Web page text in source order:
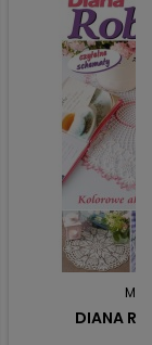
DIANA